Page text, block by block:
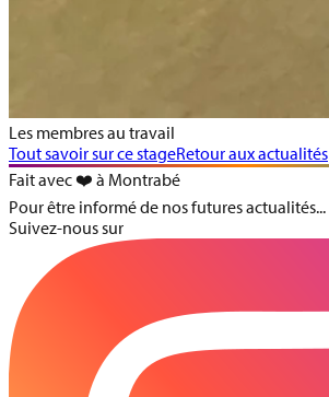
Les membres au travail
Tout savoir sur ce stageRetour aux actualités
Fait avec ❤️ à Montrabé
Pour être informé de nos futures actualités...
Suivez-nous sur